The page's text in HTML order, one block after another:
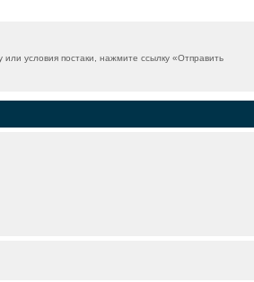
условия постаки, нажмите ссылку «Отправить